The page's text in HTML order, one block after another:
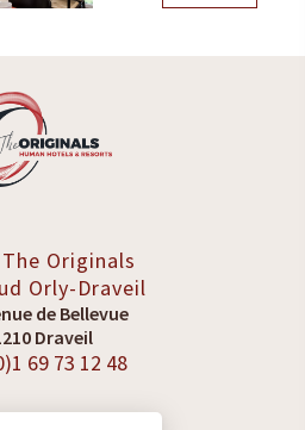
Originals
Orly-Draveil
de Bellevue
Draveil
69 73 12 48